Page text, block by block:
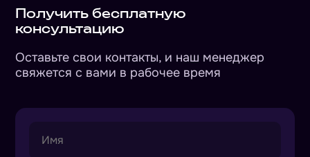
Получить бесплатную
консультацию
Оставьте свои контакты, и наш менеджер
свяжется с вами в рабочее время